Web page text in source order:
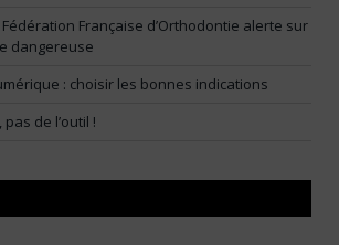
Française d’Orthodontie alerte sur
dangereuse
: choisir les bonnes indications
de l’outil !